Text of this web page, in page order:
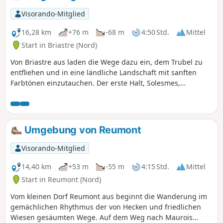
charakteristischen Fassaden. Der Spaziergang führt weiter
nach Proville, wo zwischen Grünflächen und friedlicher
Atmosphäre wieder Ruhe einkehrt. Eine Route, die die Ruhe
der ländlichen Landschaft mit der Entdeckung einer Stadt
mit faszinierender Vergangenheit verbindet – ideal, um im
Laufe des Spaziergangs für Abwechslung zu sorgen.
Visorando-Mitglied
16,28 km
+76 m -68 m 4:50 Std.
Mittel
Start in Briastre (Nord)
Von Briastre aus laden die Wege dazu ein, dem Trubel zu
entfliehen und in eine ländliche Landschaft mit sanften
Farbtönen einzutauchen. Der erste Halt, Solesmes,
die über die Stadt wachen, seinen lebendigen Charakter
und seine reiche Vergangenheit. Im weiteren Verlauf
werden die Wege ruhiger und schlängeln sich zwischen
goldenen Feldern und Wäldchen hindurch, bis Sie Neuvilly
erreichen, ein Dorf, das von Stille geprägt ist und in dem
die Zeit still zu stehen scheint. Diese Route verbindet die
Authentizität der Dörfer mit der Ruhe der Landschaften und
bietet eine ideale Auszeit, um neue Energie zu tanken und
gleichzeitig die lokale Geschichte zu genießen.
Umgebung von Reumont
Visorando-Mitglied
14,40 km
+53 m -55 m 4:15 Std.
Mittel
Start in Reumont (Nord)
Vom kleinen Dorf Reumont aus beginnt die Wanderung im
gemächlichen Rhythmus der von Hecken und friedlichen
Wiesen gesäumten Wege. Auf dem Weg nach Maurois